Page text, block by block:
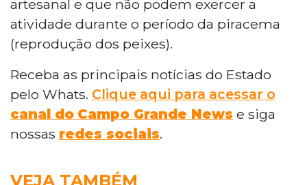
artesanal e que não podem exercer a
atividade durante o período da piracema
(reprodução dos peixes).
Receba as principais notícias do Estado
pelo Whats. Clique aqui para acessar o
canal do Campo Grande News e siga
nossas redes sociais.
VEJA TAMBÉM